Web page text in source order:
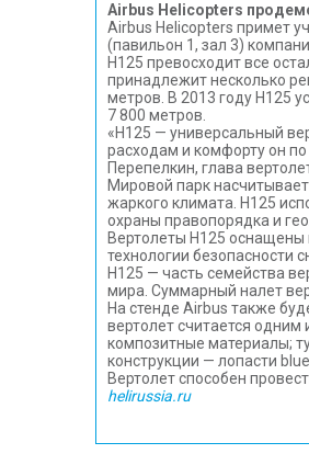
Airbus Helicopters
Airbus Helicopters примет
(павильон 1, зал 3)
H125 превосходит все
принадлежит несколько
метров. В 2013 году H125
7 800 метров.
«Н125 — универсальный
расходам и комфорту он
Перепелкин, глава
Мировой парк
жаркого климата. H125
охраны правопорядка и
Вертолеты H125 оснащены
технологии безопасности
H125 — часть семейства
мира. Суммарный налет
На стенде Airbus также
вертолет считается
композитные материалы;
конструкции — лопасти
Вертолет способен
helirussia.ru